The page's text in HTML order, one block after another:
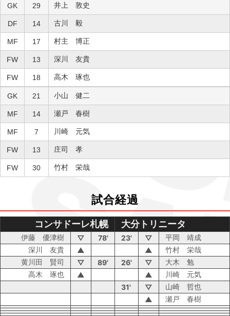
GK 29 井上 敦史
DF 14 古川 毅
MF 17 村主 博正
FW 13 深川 友貴
FW 18 高木 琢也
GK 21 小山 健二
MF 14 瀬戸 春樹
MF 7 川崎 元気
FW 13 庄司 孝
FW 30 竹村 栄哉
試合経過
コンサドーレ札幌 大分トリニータ
伊藤 優津樹 ▽ 78' 23' ▽
平岡 靖成
深川 友貴
▲ ▲
竹村 栄哉
黄川田 賢司
▽ 89' 26' ▽
大木 勉
高木 琢也
▲ ▲
川崎 元気
31'
▽
山崎 哲也
▲
瀬戸 春樹